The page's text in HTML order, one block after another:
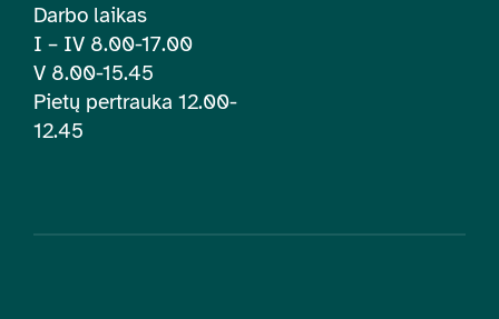
Darbo laikas
I – IV 8.00-17.00
V 8.00-15.45
Pietų pertrauka 12.00-
12.45